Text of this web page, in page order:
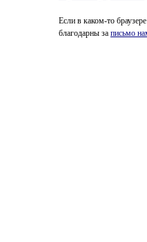
Если в каком-то
благодарны за письмо